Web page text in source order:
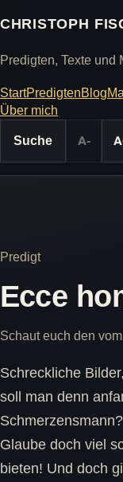
CHRISTOPH
Predigten, Texte und
StartPredigtenBlog
Über mich
Suche
A-
Predigt
Ecce
Schaut euch den
Schreckliche
soll man denn
Glaube doch viel
bieten! Und doch